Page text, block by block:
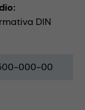
DIN
000-00